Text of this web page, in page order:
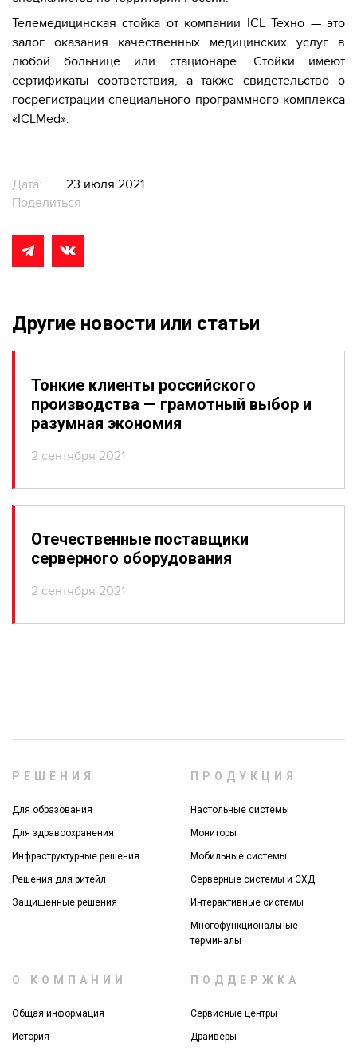
Телемедицинская стойка от компании ICL Техно — это
залог оказания качественных медицинских услуг в
любой больнице или стационаре. Стойки имеют
сертификаты соответствия, а также свидетельство о
госрегистрации специального программного комплекса
«ICLMed».
Дата:
23 июля 2021
Поделиться
Другие новости или статьи
Тонкие клиенты российского
производства — грамотный выбор и
разумная экономия
2 сентября 2021
Отечественные поставщики
серверного оборудования
2 сентября 2021
РЕШЕНИЯ
Для образования
Для здравоохранения
Инфраструктурные решения
Решения для ритейл
Защищенные решения
ПРОДУКЦИЯ
Настольные системы
Мониторы
Мобильные системы
Серверные системы и СХД
Интерактивные системы
Многофункциональные
терминалы
О КОМПАНИИ
Общая информация
История
ПОДДЕРЖКА
Сервисные центры
Драйверы